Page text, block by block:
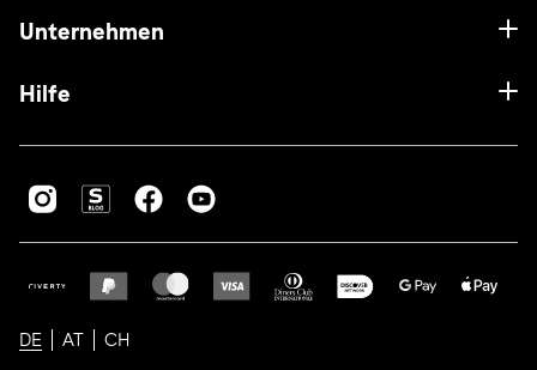
Unternehmen
Hilfe
DE AT CH